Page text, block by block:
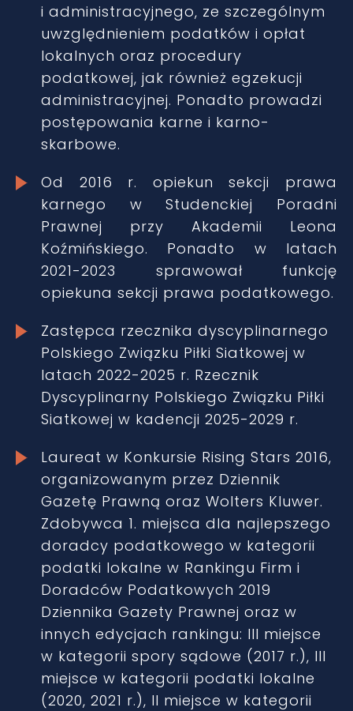
i administracyjnego, ze szczególnym
uwzględnieniem podatków i opłat
lokalnych oraz procedury
podatkowej, jak również egzekucji
administracyjnej. Ponadto prowadzi
postępowania karne i karno-
skarbowe.
Od 2016 r. opiekun sekcji prawa
karnego w Studenckiej Poradni
Prawnej przy Akademii Leona
Koźmińskiego. Ponadto w latach
2021-2023 sprawował funkcję
opiekuna sekcji prawa podatkowego.
Zastępca rzecznika dyscyplinarnego
Polskiego Związku Piłki Siatkowej w
latach 2022-2025 r. Rzecznik
Dyscyplinarny Polskiego Związku Piłki
Siatkowej w kadencji 2025-2029 r.
Laureat w Konkursie Rising Stars 2016,
organizowanym przez Dziennik
Gazetę Prawną oraz Wolters Kluwer.
Zdobywca 1. miejsca dla najlepszego
doradcy podatkowego w kategorii
podatki lokalne w Rankingu Firm i
Doradców Podatkowych 2019
Dziennika Gazety Prawnej oraz w
innych edycjach rankingu: III miejsce
w kategorii spory sądowe (2017 r.), III
miejsce w kategorii podatki lokalne
(2020, 2021 r.), II miejsce w kategorii